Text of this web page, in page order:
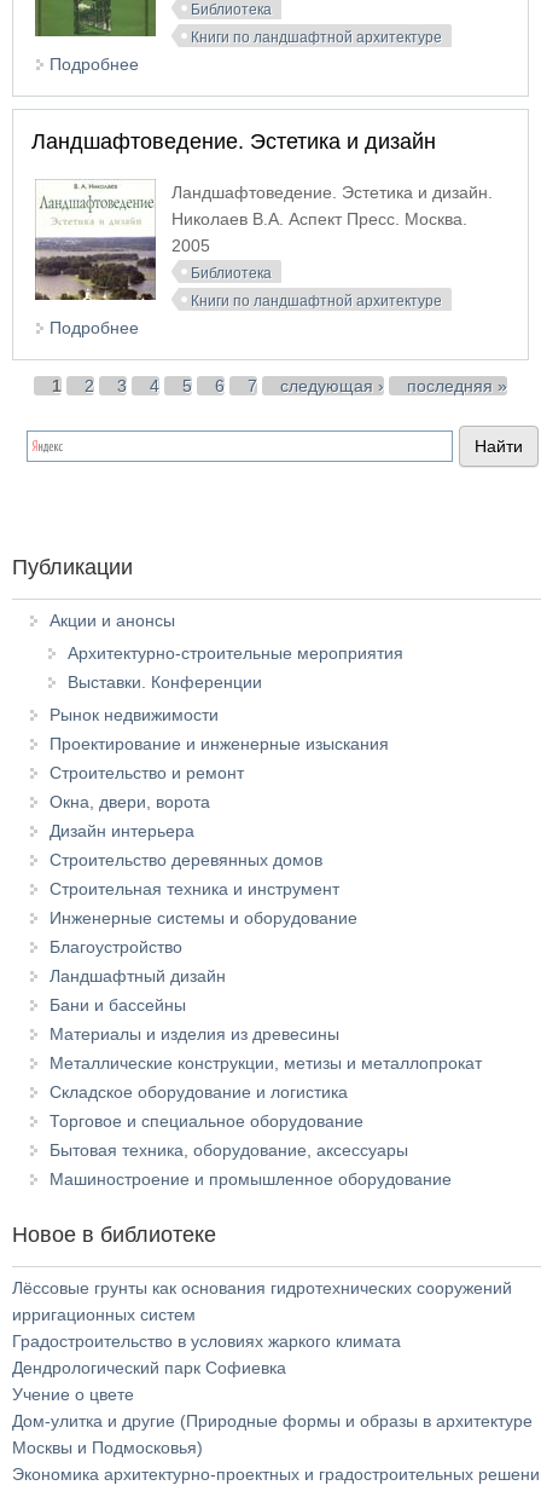
Библиотека
Книги по ландшафтной архитектуре
Подробнее
Ландшафтоведение. Эстетика и дизайн
Ландшафтоведение. Эстетика и дизайн.
Николаев В.А. Аспект Пресс. Москва.
2005
Библиотека
Книги по ландшафтной архитектуре
Подробнее
Страницы
1 2 3 4 5 6 7 следующая › последняя »
Публикации
Акции и анонсы
Архитектурно-строительные мероприятия
Выставки. Конференции
Рынок недвижимости
Проектирование и инженерные изыскания
Строительство и ремонт
Окна, двери, ворота
Дизайн интерьера
Строительство деревянных домов
Строительная техника и инструмент
Инженерные системы и оборудование
Благоустройство
Ландшафтный дизайн
Бани и бассейны
Материалы и изделия из древесины
Металлические конструкции, метизы и металлопрокат
Складское оборудование и логистика
Торговое и специальное оборудование
Бытовая техника, оборудование, аксессуары
Машиностроение и промышленное оборудование
Новое в библиотеке
Лёссовые грунты как основания гидротехнических сооружений
ирригационных систем
Градостроительство в условиях жаркого климата
Дендрологический парк Софиевка
Учение о цвете
Дом-улитка и другие (Природные формы и образы в архитектуре
Москвы и Подмосковья)
Экономика архитектурно-проектных и градостроительных